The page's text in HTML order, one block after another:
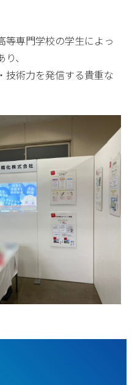
等専門学校の学生によっ
、
技術力を発信する貴重な